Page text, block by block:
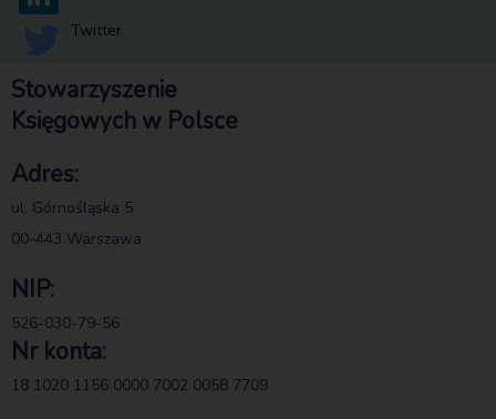
Twitter
Stowarzyszenie
Księgowych w Polsce
Adres:
ul. Górnośląska 5
00-443 Warszawa
NIP:
526-030-79-56
Nr konta:
18 1020 1156 0000 7002 0058 7709